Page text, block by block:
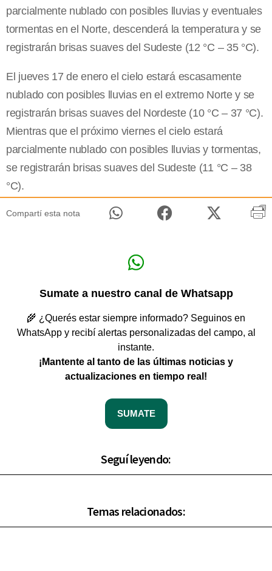
parcialmente nublado con posibles lluvias y eventuales
tormentas en el Norte, descenderá la temperatura y se
registrarán brisas suaves del Sudeste (12 °C – 35 °C).
El jueves 17 de enero el cielo estará escasamente
nublado con posibles lluvias en el extremo Norte y se
registrarán brisas suaves del Nordeste (10 °C – 37 °C).
Mientras que el próximo viernes el cielo estará
parcialmente nublado con posibles lluvias y tormentas,
se registrarán brisas suaves del Sudeste (11 °C – 38
°C).
Compartí esta nota
Sumate a nuestro canal de Whatsapp
🌾 ¿Querés estar siempre informado? Seguinos en
WhatsApp y recibí alertas personalizadas del campo, al
instante.
¡Mantente al tanto de las últimas noticias y
actualizaciones en tiempo real!
SUMATE
Seguí leyendo:
Temas relacionados: